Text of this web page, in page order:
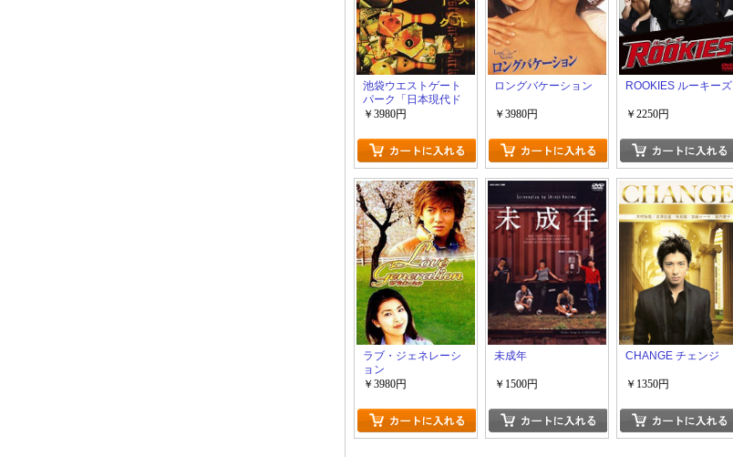
池袋ウエストゲート
パーク「日本現代ド
ラマ」
￥3980円
ロングバケーション
￥3980円
ROOKIES ルーキーズ
￥2250円
ラブ・ジェネレーシ
ョン
￥3980円
未成年
￥1500円
CHANGE チェンジ
￥1350円